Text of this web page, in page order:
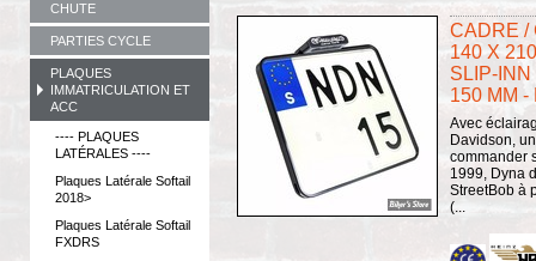
CHUTE
PARTIES CYCLE
PLAQUES
IMMATRICULATION ET
ACC
---- PLAQUES
LATÉRALES ----
Plaques Latérale Softail
2018>
Plaques Latérale Softail
FXDRS
CADRE /
140 X
SLIP-INN
150 MM -
Avec
Davidson,
commander
1999, Dyna
StreetBob à
(...